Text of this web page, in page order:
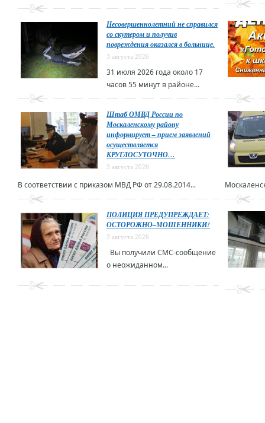
Несовершеннолетний не справился
со скутером и получив
повреждения оказался в больнице.
3 августа 2026
31 июля 2026 года около 17
часов 55 минут в районе...
Штаб ОМВД России по
Москаленскому району
информирует – прием заявлений
осуществляется
КРУГЛОСУТОЧНО…
3 августа 2026
В соответствии с приказом МВД РФ от 29.08.2014...
ПОЛИЦИЯ ПРЕДУПРЕЖДАЕТ:
ОСТОРОЖНО–МОШЕННИКИ!
3 августа 2026
Вы получили СМС-сообщение
о неожиданном...